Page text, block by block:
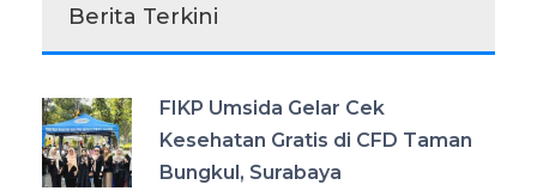
Berita Terkini
FIKP Umsida Gelar Cek
Kesehatan Gratis di CFD Taman
Bungkul, Surabaya